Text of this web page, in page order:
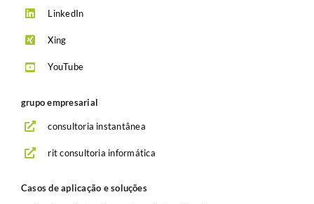
LinkedIn
Xing
YouTube
grupo empresarial
consultoria instantânea
rit consultoria informática
Casos de aplicação e soluções